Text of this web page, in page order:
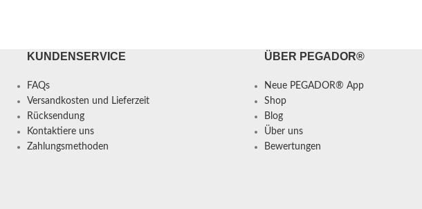
KUNDENSERVICE
FAQs
Versandkosten und Lieferzeit
Rücksendung
Kontaktiere uns
Zahlungsmethoden
ÜBER PEGADOR®
Neue PEGADOR® App
Shop
Blog
Über uns
Bewertungen